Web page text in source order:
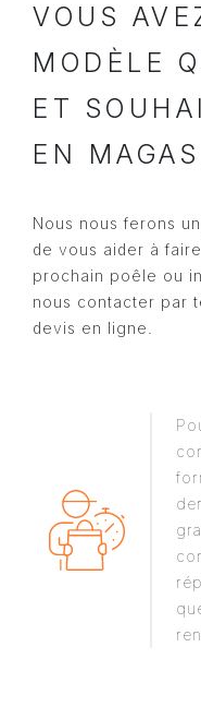
VOUS
MODÈLE
ET
EN
Nous nous ferons
de vous aider à
prochain poêle ou
nous contacter par
devis en ligne.